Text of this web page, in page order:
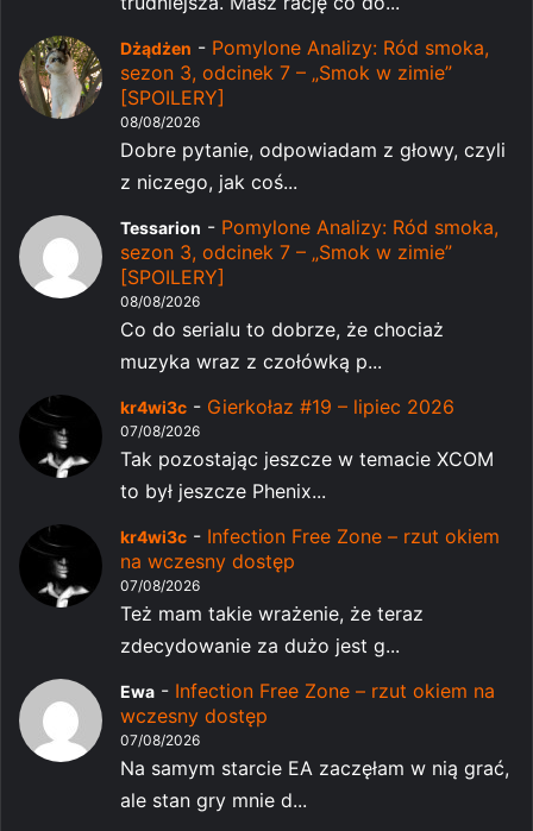
Dżądżen - Pomylone Analizy: Ród smoka,
sezon 3, odcinek 7 – „Smok w zimie”
[SPOILERY]
08/08/2026
Dobre pytanie, odpowiadam z głowy, czyli
z niczego, jak coś...
Tessarion - Pomylone Analizy: Ród smoka,
sezon 3, odcinek 7 – „Smok w zimie”
[SPOILERY]
08/08/2026
Co do serialu to dobrze, że chociaż
muzyka wraz z czołówką p...
kr4wi3c - Gierkołaz #19 – lipiec 2026
07/08/2026
Tak pozostając jeszcze w temacie XCOM
to był jeszcze Phenix...
kr4wi3c - Infection Free Zone – rzut okiem
na wczesny dostęp
07/08/2026
Też mam takie wrażenie, że teraz
zdecydowanie za dużo jest g...
Ewa - Infection Free Zone – rzut okiem na
wczesny dostęp
07/08/2026
Na samym starcie EA zaczęłam w nią grać,
ale stan gry mnie d...